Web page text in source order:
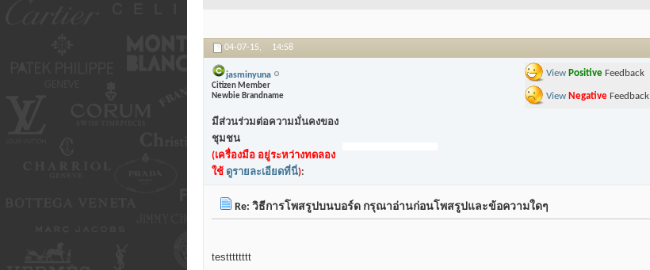
04-07-15, 14:58
jasminyuna
Citizen Member
Newbie Brandname
มีส่วนร่วมต่อความมั่นคงของ
ชุมชน
(เครื่องมือ อยู่ระหว่างทดลอง
ใช้ ดูรายละเอียดที่นี่):
View Positive Feedback
View Negative Feedback
Re: วิธีการโพสรูปบนบอร์ด กรุณาอ่านก่อนโพสรูปและข้อความใดๆ
testttttttt